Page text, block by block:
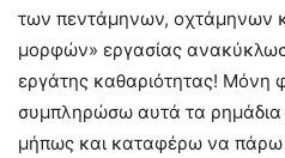
των πεντάμηνων, οχτάμηνων
μορφών» εργασίας
εργάτης καθαριότητας! Μόνη
συμπληρώσω αυτά τα
μήπως και καταφέρω να πάρω